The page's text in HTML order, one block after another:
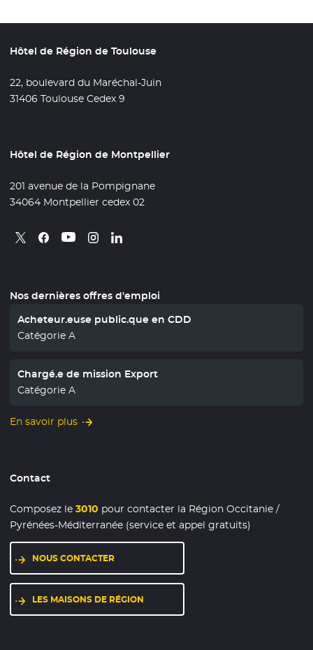
Hôtel de Région de Toulouse
22, boulevard du Maréchal-Juin
31406 Toulouse Cedex 9
Hôtel de Région de Montpellier
201 avenue de la Pompignane
34064 Montpellier cedex 02
Retrouvez nous sur X
- Nouvelle fenêtre
Retrouvez nous sur Facebook
- Nouvelle fenêtre
Retrouvez nous sur Youtube
- Nouvelle fenêtre
Retrouvez nous sur Instagram
- Nouvelle fenêtre
Retrouvez nous sur Linkedin
- Nouvelle fenêtre
Nos dernières offres d'emploi
Acheteur.euse public.que en CDD
Catégorie A
Chargé.e de mission Export
Catégorie A
En savoir plus
Contact
Composez le3010 pour contacter la Région Occitanie /
Pyrénées-Méditerranée (service et appel gratuits)
NOUS CONTACTER
LES MAISONS DE RÉGION